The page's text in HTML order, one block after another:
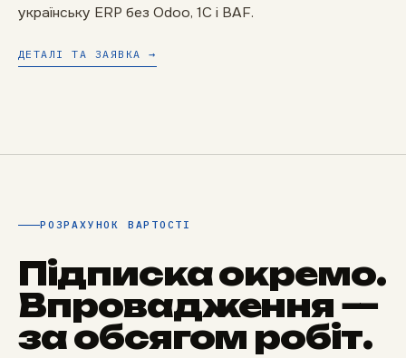
українську ERP без Odoo, 1С і BAF.
ДЕТАЛІ ТА ЗАЯВКА →
РОЗРАХУНОК ВАРТОСТІ
Підписка окремо.
Впровадження —
за обсягом робіт.